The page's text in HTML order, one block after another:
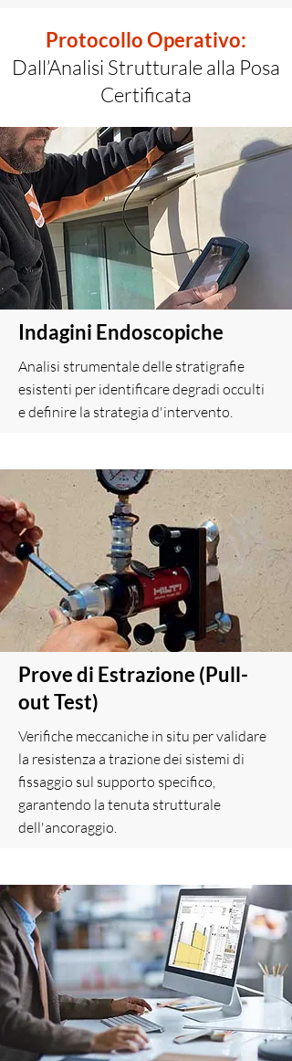
Protocollo Operativo:
Dall’Analisi Strutturale alla Posa
Certificata
Indagini Endoscopiche
Analisi strumentale delle stratigrafie
esistenti per identificare degradi occulti
e definire la strategia d'intervento.
Prove di Estrazione (Pull-
out Test)
Verifiche meccaniche in situ per validare
la resistenza a trazione dei sistemi di
fissaggio sul supporto specifico,
garantendo la tenuta strutturale
dell'ancoraggio.